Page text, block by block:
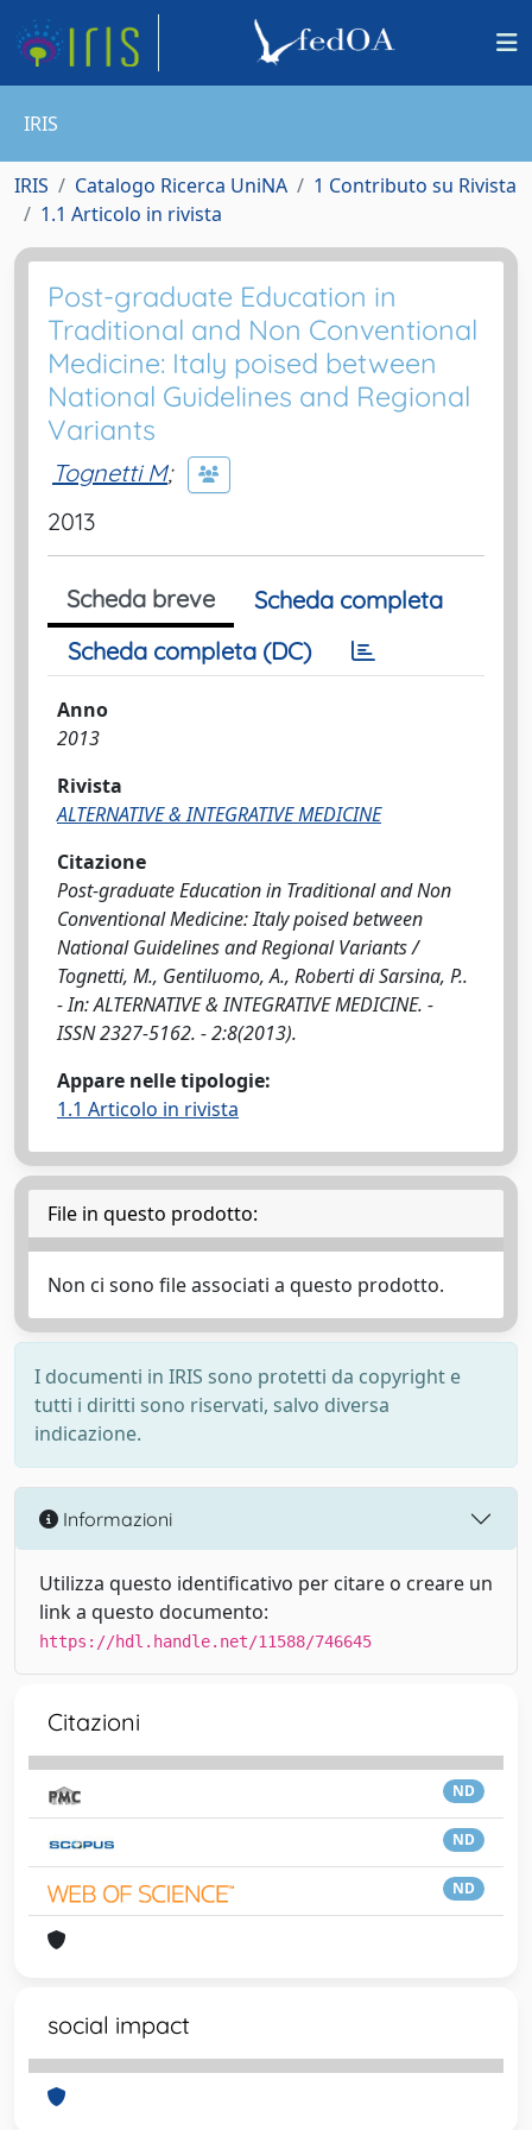
IRIS
IRIS Catalogo Ricerca UniNA
1 Contributo su Rivista
1.1 Articolo in rivista
Post-graduate Education in
Traditional and Non Conventional
Medicine: Italy poised between
National Guidelines and Regional
Variants
Tognetti M;
2013
Scheda breve
Scheda completa
Scheda completa (DC)
Anno
2013
Rivista
ALTERNATIVE & INTEGRATIVE MEDICINE
Citazione
Post-graduate Education in Traditional and Non
Conventional Medicine: Italy poised between
National Guidelines and Regional Variants /
Tognetti, M., Gentiluomo, A., Roberti di Sarsina, P..
- In: ALTERNATIVE & INTEGRATIVE MEDICINE. -
ISSN 2327-5162. - 2:8(2013).
Appare nelle tipologie:
1.1 Articolo in rivista
File in questo prodotto:
Non ci sono file associati a questo prodotto.
I documenti in IRIS sono protetti da copyright e
tutti i diritti sono riservati, salvo diversa
indicazione.
Informazioni
Utilizza questo identificativo per citare o creare un
link a questo documento:
https://hdl.handle.net/11588/746645
Citazioni
ND
ND
ND
social impact